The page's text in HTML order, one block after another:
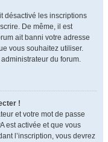
désactivé les inscriptions
De même, il est
ait banni votre adresse
vous souhaitez utiliser.
du forum.
!
et votre mot de passe
est activée et que vous
l’inscription, vous devrez